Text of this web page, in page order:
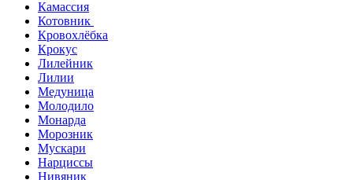
Камассия
Котовник
Кровохлёбка
Крокус
Лилейник
Лилии
Медуница
Молодило
Монарда
Морозник
Мускари
Нарциссы
Нивяник